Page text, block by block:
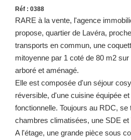
Réf : 0388
RARE à la vente, l'agence
propose, quartier de Lavéra,
transports en commun, une
mitoyenne par 1 coté de 80 m2
arboré et aménagé.
Elle est composée d'un séjour
réversible, d'une cuisine équipée
fonctionnelle. Toujours au RDC, se
chambres climatisées, une SDE et
A l'étage, une grande pièce sous